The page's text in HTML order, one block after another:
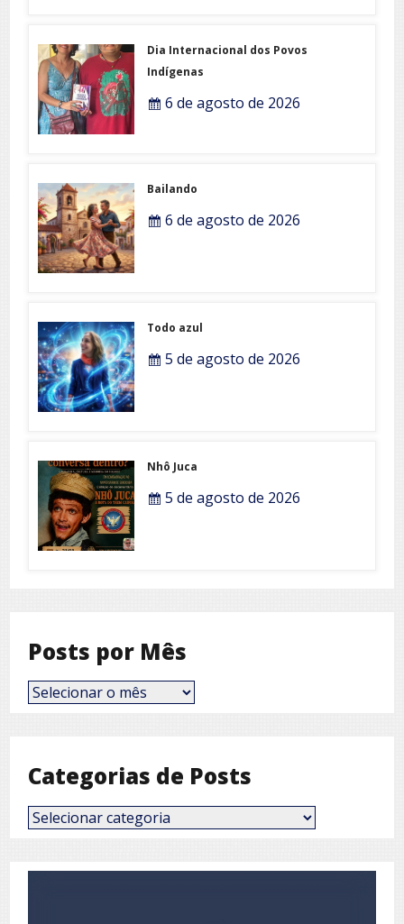
Dia Internacional dos Povos
Indígenas
6 de agosto de 2026
Bailando
6 de agosto de 2026
Todo azul
5 de agosto de 2026
Nhô Juca
5 de agosto de 2026
Posts por Mês
Posts
por
Categorias de Posts
Categorias
de